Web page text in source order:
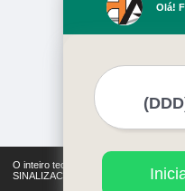
O inteiro teor deste site está sujeito à
SINALIZACAO (Lei 9610 de 19/02/
Olá!